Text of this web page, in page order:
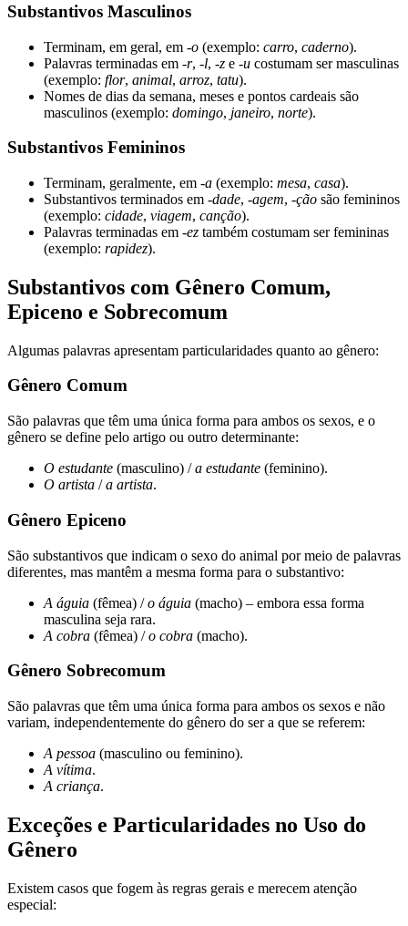
Substantivos Masculinos
Terminam, em geral, em -o (exemplo: carro, caderno).
Palavras terminadas em -r, -l, -z e -u costumam ser masculinas
(exemplo: flor, animal, arroz, tatu).
Nomes de dias da semana, meses e pontos cardeais são
masculinos (exemplo: domingo, janeiro, norte).
Substantivos Femininos
Terminam, geralmente, em -a (exemplo: mesa, casa).
Substantivos terminados em -dade, -agem, -ção são femininos
(exemplo: cidade, viagem, canção).
Palavras terminadas em -ez também costumam ser femininas
(exemplo: rapidez).
Substantivos com Gênero Comum,
Epiceno e Sobrecomum
Algumas palavras apresentam particularidades quanto ao gênero:
Gênero Comum
São palavras que têm uma única forma para ambos os sexos, e o
gênero se define pelo artigo ou outro determinante:
O estudante (masculino) /a estudante (feminino).
O artista /a artista.
Gênero Epiceno
São substantivos que indicam o sexo do animal por meio de palavras
diferentes, mas mantêm a mesma forma para o substantivo:
A águia (fêmea) /o águia (macho) – embora essa forma
masculina seja rara.
A cobra (fêmea) /o cobra (macho).
Gênero Sobrecomum
São palavras que têm uma única forma para ambos os sexos e não
variam, independentemente do gênero do ser a que se referem:
A pessoa (masculino ou feminino).
A vítima.
A criança.
Exceções e Particularidades no Uso do
Gênero
Existem casos que fogem às regras gerais e merecem atenção
especial: